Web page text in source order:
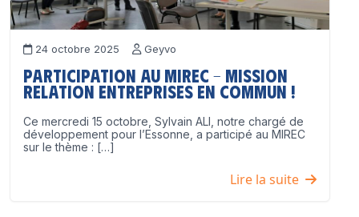
24 octobre 2025 Geyvo
Participation au MIREC – Mission
Relation Entreprises en Commun !
Ce mercredi 15 octobre, Sylvain ALI, notre chargé de
développement pour l’Essonne, a participé au MIREC
sur le thème : […]
Lire la suite